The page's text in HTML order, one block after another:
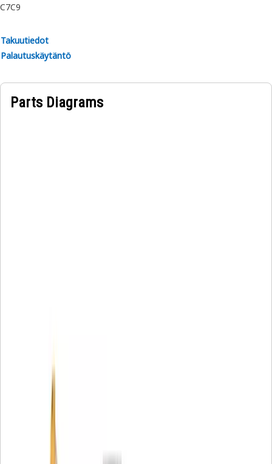
C7C9
Takuutiedot
Palautuskäytäntö
Parts Diagrams